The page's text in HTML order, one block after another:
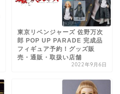
東京リベンジャーズ 佐野万次
郎 POP UP PARADE 完成品
フィギュア予約！グッズ販
売・通販・取扱い店舗
2022年9月6日